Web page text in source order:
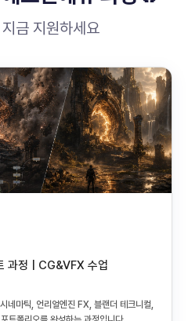
금 지원하세요
과정 | CG&VFX 수업
네마틱, 언리얼엔진 FX, 블랜더 테크니컬,